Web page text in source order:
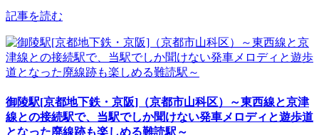
記事を読む
御陵駅[京都地下鉄・京阪]（京都市山科区）～東西線と京津
線との接続駅で、当駅でしか聞けない発車メロディと遊歩道
となった廃線跡も楽しめる難読駅～